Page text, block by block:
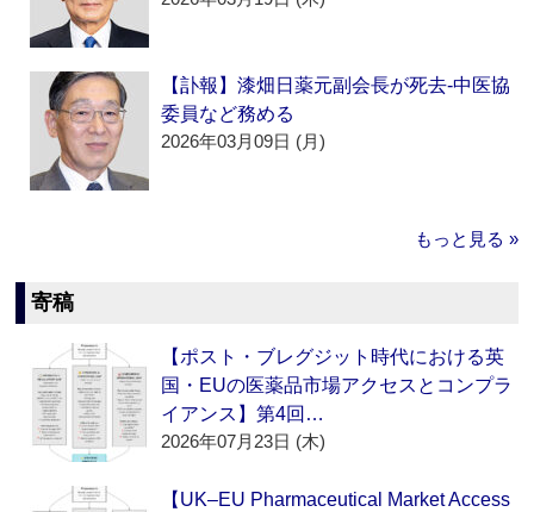
【訃報】漆畑日薬元副会長が死去‐中医協
委員など務める
2026年03月09日 (月)
もっと見る »
寄稿
【ポスト・ブレグジット時代における英
国・EUの医薬品市場アクセスとコンプラ
イアンス】第4回…
2026年07月23日 (木)
【UK–EU Pharmaceutical Market Access